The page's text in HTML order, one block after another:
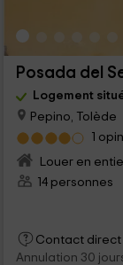
Posada del
Logement
Pepino, Tolède
1
Louer en
14 personnes
Contact direct
Annulation 30